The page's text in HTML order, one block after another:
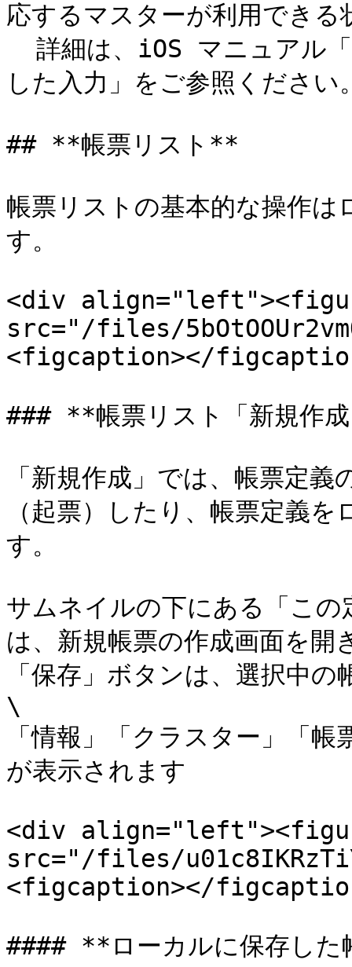
応するマスターが利用でき
した入力」をご参照ください
## **帳票リスト**
帳票リストの基本的な操作
す。
<div
src="/files/
<figcaption></
### **帳票リスト「新規作
「新規作成」では、帳票定
（起票）したり、帳票定義
す。
サムネイルの下にある「こ
は、新規帳票の作成画面を
「保存」ボタンは、選択中
\
「情報」「クラスター」「
が表示されます
<div
src="/files/
<figcaption></
#### **ローカルに保存した